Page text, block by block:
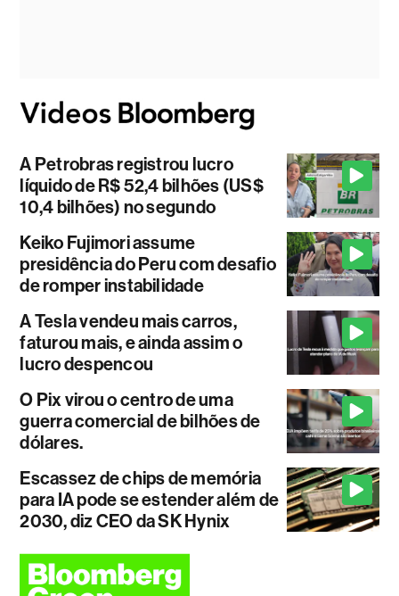
A Petrobras registrou lucro
líquido de R$ 52,4 bilhões (US$
10,4 bilhões) no segundo
Keiko Fujimori assume
presidência do Peru com desafio
de romper instabilidade
A Tesla vendeu mais carros,
faturou mais, e ainda assim o
lucro despencou
O Pix virou o centro de uma
guerra comercial de bilhões de
dólares.
Escassez de chips de memória
para IA pode se estender além de
2030, diz CEO da SK Hynix